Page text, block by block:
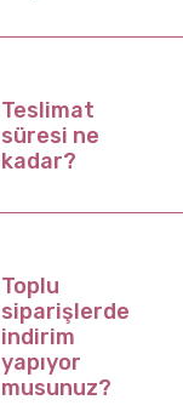
Teslimat
süresi ne
kadar?
Toplu
siparişlerde
indirim
yapıyor
musunuz?